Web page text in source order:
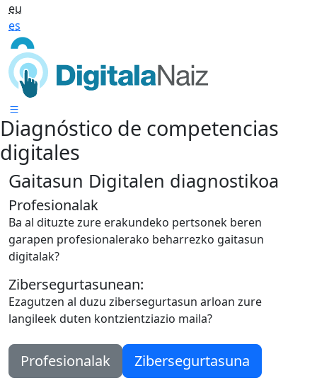
eu
es
Diagnóstico de competencias
digitales
Gaitasun Digitalen diagnostikoa
Profesionalak
Ba al dituzte zure erakundeko pertsonek beren
garapen profesionalerako beharrezko gaitasun
digitalak?
Zibersegurtasunean:
Ezagutzen al duzu zibersegurtasun arloan zure
langileek duten kontzientziazio maila?
Profesionalak Zibersegurtasuna